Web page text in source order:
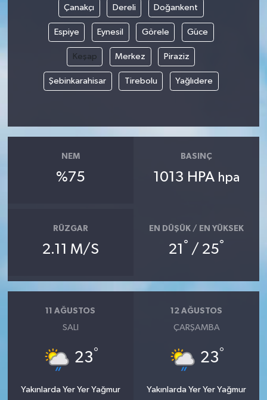
Çanakçı Dereli Doğankent
Espiye Eynesil Görele Güce
Keşap Merkez Piraziz
Şebinkarahisar Tirebolu Yağlıdere
NEM
%75
BASINÇ
1013 HPA hpa
RÜZGAR
2.11 M/S
EN DÜŞÜK / EN YÜKSEK
21 ° / 25°
11 AĞUSTOS
SALI
23°
Yakınlarda Yer Yer Yağmur
12 AĞUSTOS
ÇARŞAMBA
23°
Yakınlarda Yer Yer Yağmur